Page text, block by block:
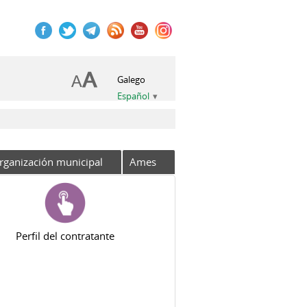
Galego
Español
municipal Ames
Perfil del contratante